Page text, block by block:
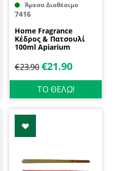
Άμεσα Διαθέσιμο
7416
Home Fragrance
Κέδρος & Πατσουλί
100ml Apiarium
€23.90 €21.90
ΤΟ ΘΕΛΩ!